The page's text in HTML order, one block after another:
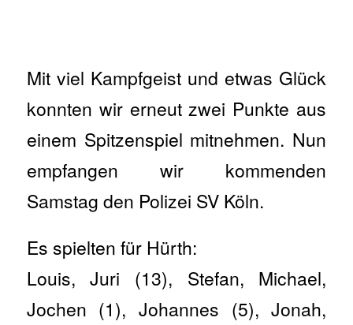
Mit viel Kampfgeist und etwas Glück
konnten wir erneut zwei Punkte aus
einem Spitzenspiel mitnehmen. Nun
empfangen wir kommenden
Samstag den Polizei SV Köln.
Es spielten für Hürth:
Louis, Juri (13), Stefan, Michael,
Jochen (1), Johannes (5), Jonah,